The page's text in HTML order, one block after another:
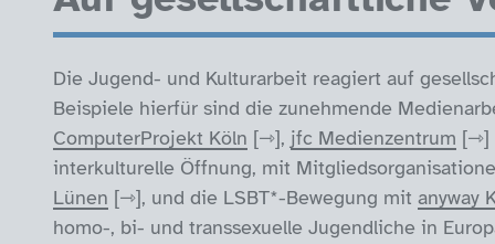
Die Jugend- und Kulturarbeit reagiert auf
Beispiele hierfür sind die zunehmende
ComputerProjekt Köln
, jfc Medienzentrum
interkulturelle Öffnung, mit
Lünen
, und die LSBT*-Bewegung mitanyway
homo-, bi- und transsexuelle Jugendliche in